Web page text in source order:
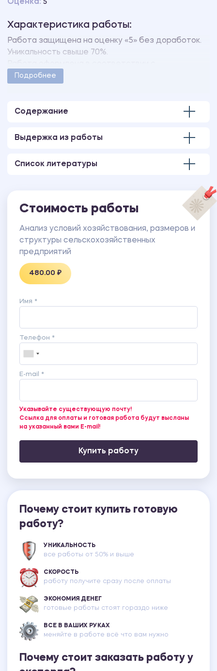
Оценка: 5
Характеристика работы:
Работа защищена на оценку «5» без доработок.
Уникальность свыше 70%.
методическими указаниями учебного заведения.
Подробнее
Содержание
Выдержка из работы
Список литературы
Стоимость работы
Анализ условий хозяйствования, размеров и
структуры сельскохозяйственных
предприятий
480.00 ₽
Имя *
Телефон *
E-mail *
Указывайте существующую почту!
Ссылка для оплаты и готовая работа будут высланы
на указанный вами E-mail!
Купить работу
Почему стоит купить готовую
работу?
УНИКАЛЬНОСТЬ
все работы от 50% и выше
СКОРОСТЬ
работу получите сразу после оплаты
ЭКОНОМИЯ ДЕНЕГ
готовые работы стоят гораздо ниже
ВСЕ В ВАШИХ РУКАХ
меняйте в работе всё что вам нужно
Почему стоит заказать работу у